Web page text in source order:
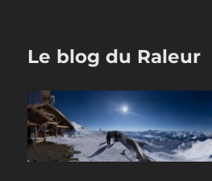
Le blog du Raleur